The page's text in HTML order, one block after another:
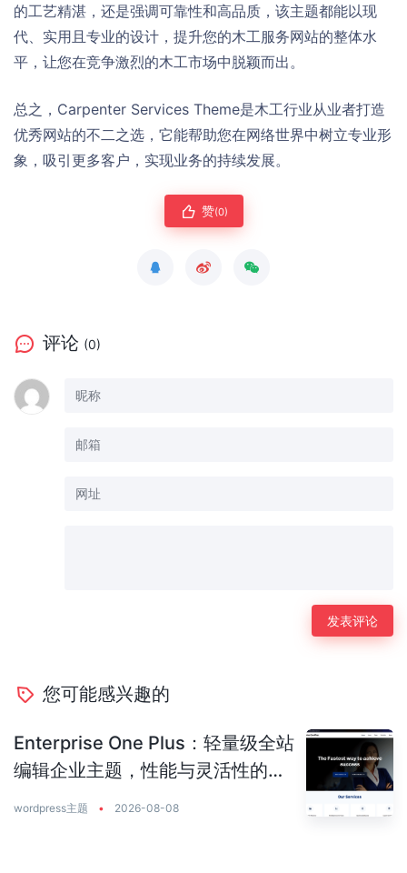
的工艺精湛，还是强调可靠性和高品质，该主题都能以现
代、实用且专业的设计，提升您的木工服务网站的整体水
平，让您在竞争激烈的木工市场中脱颖而出。
总之，Carpenter Services Theme是木工行业从业者打造
优秀网站的不二之选，它能帮助您在网络世界中树立专业形
象，吸引更多客户，实现业务的持续发展。
赞(0)
评论 (0)
您可能感兴趣的
Enterprise One Plus：轻量级全站
编辑企业主题，性能与灵活性的完
wordpress主题 • 2026-08-08